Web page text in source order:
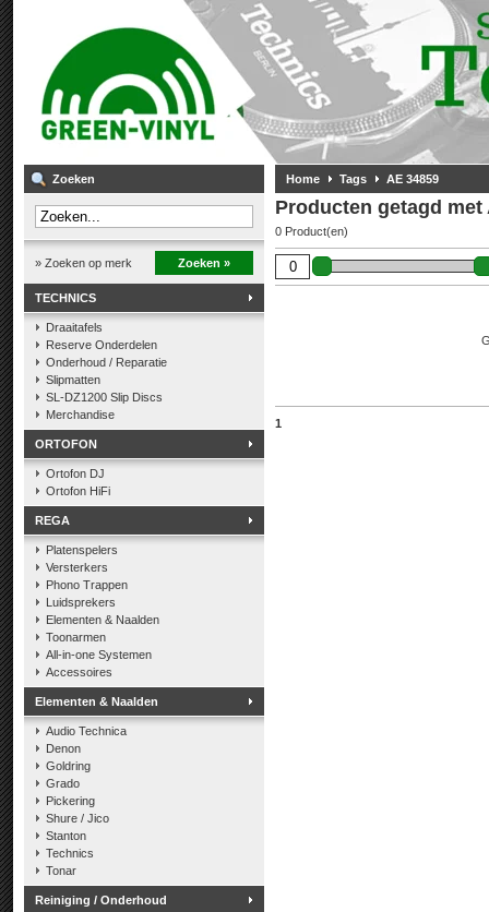
Zoeken
» Zoeken op merk Zoeken »
TECHNICS
Draaitafels
Reserve Onderdelen
Onderhoud / Reparatie
Slipmatten
SL-DZ1200 Slip Discs
Merchandise
ORTOFON
Ortofon DJ
Ortofon HiFi
REGA
Platenspelers
Versterkers
Phono Trappen
Luidsprekers
Elementen & Naalden
Toonarmen
All-in-one Systemen
Accessoires
Elementen & Naalden
Audio Technica
Denon
Goldring
Grado
Pickering
Shure / Jico
Stanton
Technics
Tonar
Reiniging / Onderhoud
Home Tags AE 34859
Producten getagd met
0 Product(en)
1